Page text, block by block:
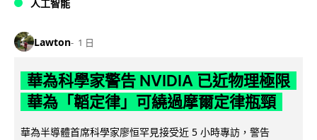
人工智能
Lawton 1 日
華為科學家警告 NVIDIA 已近物理極限
華為「韜定律」可繞過摩爾定律瓶頸
華為半導體首席科學家廖恒罕見接受近 5 小時專訪，警告